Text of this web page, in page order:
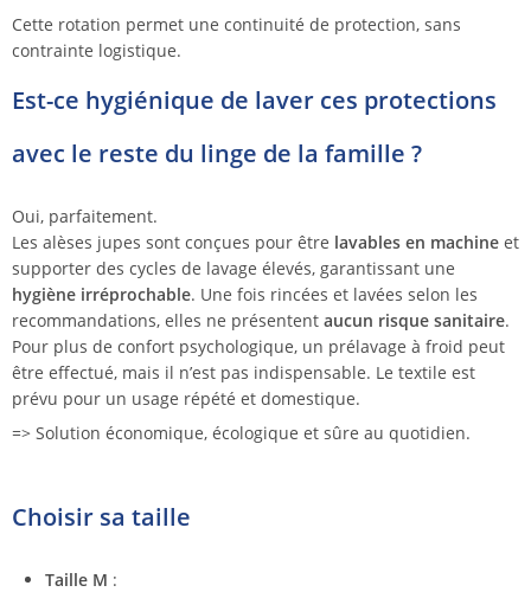
Cette rotation permet une continuité de protection, sans
contrainte logistique.
Est-ce hygiénique de laver ces protections
avec le reste du linge de la famille ?
Oui, parfaitement.
Les alèses jupes sont conçues pour être lavables en machine et
supporter des cycles de lavage élevés, garantissant une
hygiène irréprochable. Une fois rincées et lavées selon les
recommandations, elles ne présentent aucun risque sanitaire.
Pour plus de confort psychologique, un prélavage à froid peut
être effectué, mais il n’est pas indispensable. Le textile est
prévu pour un usage répété et domestique.
=> Solution économique, écologique et sûre au quotidien.
Choisir sa taille
Taille M :